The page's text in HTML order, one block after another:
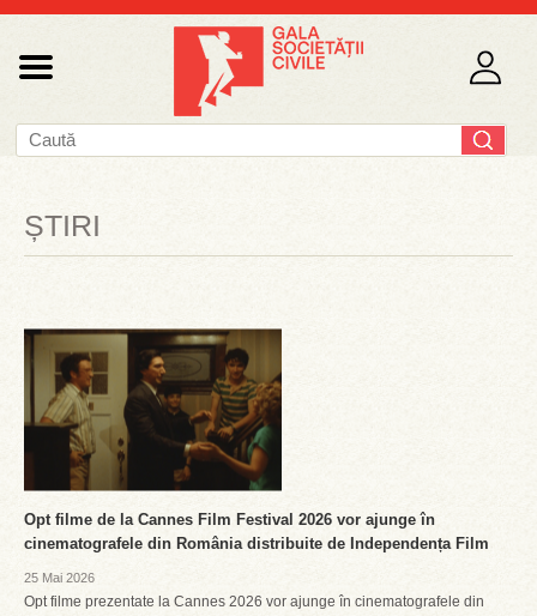
ȘTIRI
Opt filme de la Cannes Film Festival 2026 vor ajunge în
cinematografele din România distribuite de Independența Film
25 Mai 2026
Opt filme prezentate la Cannes 2026 vor ajunge în cinematografele din